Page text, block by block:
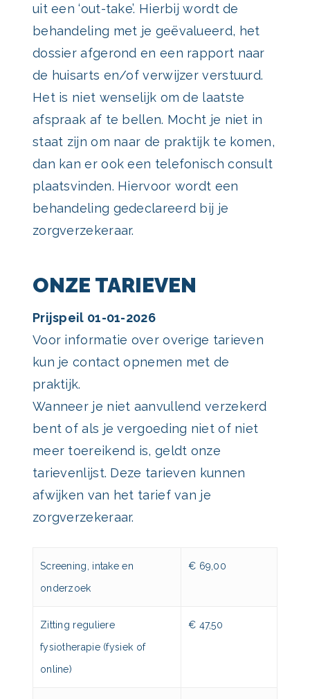
uit een ‘out-take’. Hierbij wordt de
behandeling met je geëvalueerd, het
dossier afgerond en een rapport naar
de huisarts en/of verwijzer verstuurd.
Het is niet wenselijk om de laatste
afspraak af te bellen. Mocht je niet in
staat zijn om naar de praktijk te komen,
dan kan er ook een telefonisch consult
plaatsvinden. Hiervoor wordt een
behandeling gedeclareerd bij je
zorgverzekeraar.
ONZE TARIEVEN
Prijspeil 01-01-2026
Voor informatie over overige tarieven
kun je contact opnemen met de
praktijk.
Wanneer je niet aanvullend verzekerd
bent of als je vergoeding niet of niet
meer toereikend is, geldt onze
tarievenlijst. Deze tarieven kunnen
afwijken van het tarief van je
zorgverzekeraar.
Screening, intake en
onderzoek
€ 69,00
Zitting reguliere
fysiotherapie (fysiek of
online)
€ 47,50